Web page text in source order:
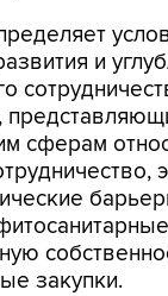
и
сферам
закупки.